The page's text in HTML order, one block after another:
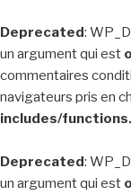
Deprecated:
un argument qui est
commentaires
navigateurs pris en
includes/
Deprecated:
un argument qui est